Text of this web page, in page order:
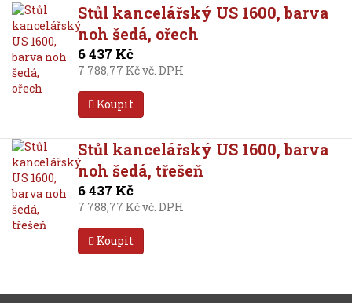
Stůl kancelářský US 1600, barva
noh šedá, ořech
6 437 Kč
7 788,77 Kč vč. DPH
Koupit
Stůl kancelářský US 1600, barva
noh šedá, třešeň
6 437 Kč
7 788,77 Kč vč. DPH
Koupit